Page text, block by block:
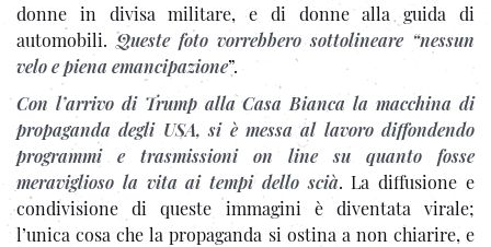
donne in divisa militare, e di donne alla guida di
automobili. Queste foto vorrebbero sottolineare “nessun
velo e piena emancipazione”.
Con l’arrivo di Trump alla Casa Bianca la macchina di
propaganda degli USA, si è messa al lavoro diffondendo
programmi e trasmissioni on line su quanto fosse
meraviglioso la vita ai tempi dello scià. La diffusione e
condivisione di queste immagini è diventata virale;
l’unica cosa che la propaganda si ostina a non chiarire, e